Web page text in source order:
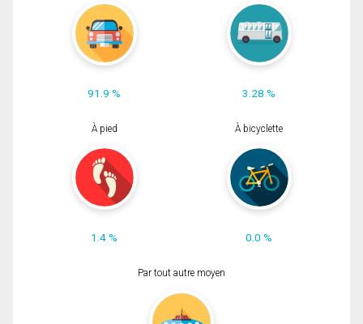
91.9 % 3.28 %
À pied
1.4 %
À bicyclette
0.0 %
Par tout autre moyen